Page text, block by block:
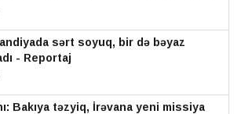
sərt soyuq, bir də bəyaz
- Reportaj
Bakıya təzyiq, İrəvana yeni missiya